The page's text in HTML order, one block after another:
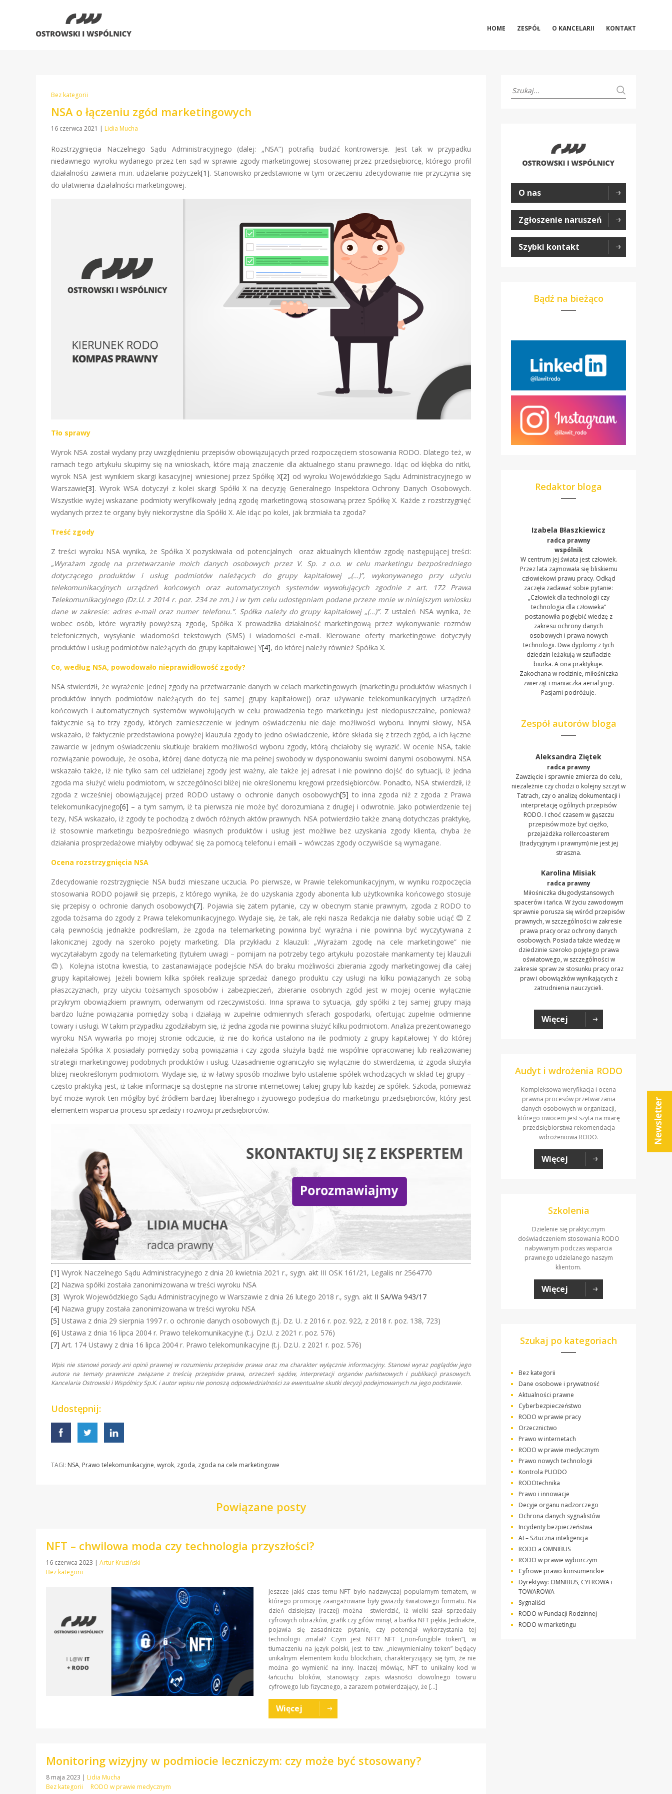
HOME ZESPÓŁ O KANCELARII KONTAKT
Bez kategorii
NSA o łączeniu zgód marketingowych
16 czerwca 2021 | Lidia Mucha
Rozstrzygnięcia Naczelnego Sądu Administracyjnego (dalej: „NSA”) potrafią budzić kontrowersje. Jest tak w przypadku
niedawnego wyroku wydanego przez ten sąd w sprawie zgody marketingowej stosowanej przez przedsiębiorcę, którego profil
działalności zawiera m.in. udzielanie pożyczek[1]. Stanowisko przedstawione w tym orzeczeniu zdecydowanie nie przyczynia się
do ułatwienia działalności marketingowej.
Tło sprawy
Wyrok NSA został wydany przy uwzględnieniu przepisów obowiązujących przed rozpoczęciem stosowania RODO. Dlatego też, w
ramach tego artykułu skupimy się na wnioskach, które mają znaczenie dla aktualnego stanu prawnego. Idąc od kłębka do nitki,
wyrok NSA jest wynikiem skargi kasacyjnej wniesionej przez Spółkę X[2] od wyroku Wojewódzkiego Sądu Administracyjnego w
Warszawie[3]. Wyrok WSA dotyczył z kolei skargi Spółki X na decyzję Generalnego Inspektora Ochrony Danych Osobowych.
Wszystkie wyżej wskazane podmioty weryfikowały jedną zgodę marketingową stosowaną przez Spółkę X. Każde z rozstrzygnięć
wydanych przez te organy były niekorzystne dla Spółki X. Ale idąc po kolei, jak brzmiała ta zgoda?
Treść zgody
Z treści wyroku NSA wynika, że Spółka X pozyskiwała od potencjalnych oraz aktualnych klientów zgodę następującej treści:
„Wyrażam zgodę na przetwarzanie moich danych osobowych przez V. Sp. z o.o. w celu marketingu bezpośredniego
dotyczącego produktów i usług podmiotów należących do grupy kapitałowej „(…)”, wykonywanego przy użyciu
telekomunikacyjnych urządzeń końcowych oraz automatycznych systemów wywołujących zgodnie z art. 172 Prawa
Telekomunikacyjnego (Dz.U. z 2014 r. poz. 234 ze zm.) i w tym celu udostępniam podane przeze mnie w niniejszym wniosku
dane w zakresie: adres e-mail oraz numer telefonu.”. Spółka należy do grupy kapitałowej „(…)”. Z ustaleń NSA wynika, że
wobec osób, które wyraziły powyższą zgodę, Spółka X prowadziła działalność marketingową przez wykonywanie rozmów
telefonicznych, wysyłanie wiadomości tekstowych (SMS) i wiadomości e-mail. Kierowane oferty marketingowe dotyczyły
produktów i usług podmiotów należących do grupy kapitałowej Y[4], do której należy również Spółka X.
Co, według NSA, powodowało nieprawidłowość zgody?
NSA stwierdził, że wyrażenie jednej zgody na przetwarzanie danych w celach marketingowych (marketingu produktów własnych i
produktów innych podmiotów należących do tej samej grupy kapitałowej) oraz używanie telekomunikacyjnych urządzeń
końcowych i automatycznych systemów wywołujących w celu prowadzenia tego marketingu jest niedopuszczalne, ponieważ
faktycznie są to trzy zgody, których zamieszczenie w jednym oświadczeniu nie daje możliwości wyboru. Innymi słowy, NSA
wskazało, iż faktycznie przedstawiona powyżej klauzula zgody to jedno oświadczenie, które składa się z trzech zgód, a ich łączne
zawarcie w jednym oświadczeniu skutkuje brakiem możliwości wyboru zgody, którą chciałoby się wyrazić. W ocenie NSA, takie
rozwiązanie powoduje, że osoba, której dane dotyczą nie ma pełnej swobody w dysponowaniu swoimi danymi osobowymi. NSA
wskazało także, iż nie tylko sam cel udzielanej zgody jest ważny, ale także jej adresat i nie powinno dojść do sytuacji, iż jedna
zgoda ma służyć wielu podmiotom, w szczególności bliżej nie określonemu kręgowi przedsiębiorców. Ponadto, NSA stwierdził, iż
zgoda z wcześniej obowiązującej przed RODO ustawy o ochronie danych osobowych[5] to inna zgoda niż z zgoda z Prawa
telekomunikacyjnego[6] – a tym samym, iż ta pierwsza nie może być dorozumiana z drugiej i odwrotnie. Jako potwierdzenie tej
tezy, NSA wskazało, iż zgody te pochodzą z dwóch różnych aktów prawnych. NSA potwierdziło także znaną dotychczas praktykę,
iż stosownie marketingu bezpośredniego własnych produktów i usług jest możliwe bez uzyskania zgody klienta, chyba że
działania prosprzedażowe miałyby odbywać się za pomocą telefonu i emaili – wówczas zgody oczywiście są wymagane.
Ocena rozstrzygnięcia NSA
Zdecydowanie rozstrzygnięcie NSA budzi mieszane uczucia. Po pierwsze, w Prawie telekomunikacyjnym, w wyniku rozpoczęcia
stosowania RODO pojawił się przepis, z którego wynika, że do uzyskania zgody abonenta lub użytkownika końcowego stosuje
się przepisy o ochronie danych osobowych[7]. Pojawia się zatem pytanie, czy w obecnym stanie prawnym, zgoda z RODO to
zgoda tożsama do zgody z Prawa telekomunikacyjnego. Wydaje się, że tak, ale ręki nasza Redakcja nie dałaby sobie uciąć 😊 Z
całą pewnością jednakże podkreślam, że zgoda na telemarketing powinna być wyraźna i nie powinna być wyczytywana z
lakonicznej zgody na szeroko pojęty marketing. Dla przykładu z klauzuli: „Wyrażam zgodę na cele marketingowe” nie
wyczytałabym zgody na telemarketing (tytułem uwagi – pomijam na potrzeby tego artykułu pozostałe mankamenty tej klauzuli
😊). Kolejna istotna kwestia, to zastanawiające podejście NSA do braku możliwości zbierania zgody marketingowej dla całej
grupy kapitałowej. Jeżeli bowiem kilka spółek realizuje sprzedaż danego produktu czy usługi na kilku powiązanych ze sobą
płaszczyznach, przy użyciu tożsamych sposobów i zabezpieczeń, zbieranie osobnych zgód jest w mojej ocenie wyłącznie
przykrym obowiązkiem prawnym, oderwanym od rzeczywistości. Inna sprawa to sytuacja, gdy spółki z tej samej grupy mają
bardzo luźne powiązania pomiędzy sobą i działają w zupełnie odmiennych sferach gospodarki, ofertując zupełnie odmienne
towary i usługi. W takim przypadku zgodziłabym się, iż jedna zgoda nie powinna służyć kilku podmiotom. Analiza prezentowanego
wyroku NSA wywarła po mojej stronie odczucie, iż nie do końca ustalono na ile podmioty z grupy kapitałowej Y do której
należała Spółka X posiadały pomiędzy sobą powiązania i czy zgoda służyła bądź nie wspólnie opracowanej lub realizowanej
strategii marketingowej podobnych produktów i usług. Uzasadnienie ograniczyło się wyłącznie do stwierdzenia, iż zgoda służyła
bliżej nieokreślonym podmiotom. Wydaje się, iż w łatwy sposób możliwe było ustalenie spółek wchodzących w skład tej grupy –
często praktyką jest, iż takie informacje są dostępne na stronie internetowej takiej grupy lub każdej ze spółek. Szkoda, ponieważ
być może wyrok ten mógłby być źródłem bardziej liberalnego i życiowego podejścia do marketingu przedsiębiorców, który jest
elementem wsparcia procesu sprzedaży i rozwoju przedsiębiorców.
[1] Wyrok Naczelnego Sądu Administracyjnego z dnia 20 kwietnia 2021 r., sygn. akt III OSK 161/21, Legalis nr 2564770
[2] Nazwa spółki została zanonimizowana w treści wyroku NSA
[3] Wyrok Wojewódzkiego Sądu Administracyjnego w Warszawie z dnia 26 lutego 2018 r., sygn. akt II SA/Wa 943/17
[4] Nazwa grupy została zanonimizowana w treści wyroku NSA
[5] Ustawa z dnia 29 sierpnia 1997 r. o ochronie danych osobowych (t.j. Dz. U. z 2016 r. poz. 922, z 2018 r. poz. 138, 723)
[6] Ustawa z dnia 16 lipca 2004 r. Prawo telekomunikacyjne (t.j. Dz.U. z 2021 r. poz. 576)
[7] Art. 174 Ustawy z dnia 16 lipca 2004 r. Prawo telekomunikacyjne (t.j. Dz.U. z 2021 r. poz. 576)
Wpis nie stanowi porady ani opinii prawnej w rozumieniu przepisów prawa oraz ma charakter wyłącznie informacyjny. Stanowi wyraz poglądów jego
autora na tematy prawnicze związane z treścią przepisów prawa, orzeczeń sądów, interpretacji organów państwowych i publikacji prasowych.
Kancelaria Ostrowski i Wspólnicy Sp.K. i autor wpisu nie ponoszą odpowiedzialności za ewentualne skutki decyzji podejmowanych na jego podstawie.
Udostępnij:
TAGI: NSA, Prawo telekomunikacyjne, wyrok, zgoda, zgoda na cele marketingowe
Powiązane posty
NFT – chwilowa moda czy technologia przyszłości?
16 czerwca 2023 | Artur Kruziński
Bez kategorii
Jeszcze jakiś czas temu NFT było nadzwyczaj popularnym tematem, w
którego promocję zaangażowane były gwiazdy światowego formatu. Na
dzień dzisiejszy (raczej) można stwierdzić, iż wielki szał sprzedaży
cyfrowych obrazków, grafik czy gifów minął, a bańka NFT pękła. Jednakże,
pojawia się zasadnicze pytanie, czy potencjał wykorzystania tej
technologii zmalał? Czym jest NFT? NFT („non-fungible token”), w
tłumaczeniu na język polski, jest to tzw. „niewymienialny token” będący
unikalnym elementem kodu blockchain, charakteryzujący się tym, że nie
można go wymienić na inny. Inaczej mówiąc, NFT to unikalny kod w
łańcuchu bloków, stanowiący zapis własności dowolnego towaru
cyfrowego lub fizycznego, a zarazem potwierdzający, że […]
Więcej
Monitoring wizyjny w podmiocie leczniczym: czy może być stosowany?
8 maja 2023 | Lidia Mucha
Bez kategorii
RODO w prawie medycznym
O nas
Zgłoszenie naruszeń
Szybki kontakt
Bądź na bieżąco
Redaktor bloga
Izabela Błaszkiewicz
radca prawny
wspólnik
W centrum jej świata jest człowiek.
Przez lata zajmowała się bliskiemu
człowiekowi prawu pracy. Odkąd
zaczęła zadawać sobie pytanie:
„Człowiek dla technologii czy
technologia dla człowieka”
postanowiła pogłębić wiedzę z
zakresu ochrony danych
osobowych i prawa nowych
technologii. Dwa dyplomy z tych
dziedzin leżakują w szufladzie
biurka. A ona praktykuje.
Zakochana w rodzinie, miłośniczka
zwierząt i maniaczka aerial yogi.
Pasjami podróżuje.
Zespół autorów bloga
Aleksandra Ziętek
radca prawny
Zawzięcie i sprawnie zmierza do celu,
niezależnie czy chodzi o kolejny szczyt w
Tatrach, czy o analizę dokumentacji i
interpretację ogólnych przepisów
RODO. I choć czasem w gąszczu
przepisów może być ciężko,
przejażdżka rollercoasterem
(tradycyjnym i prawnym) nie jest jej
straszna.
Karolina Misiak
radca prawny
Miłośniczka długodystansowych
spacerów i tańca. W życiu zawodowym
sprawnie porusza się wśród przepisów
prawnych, w szczególności w zakresie
prawa pracy oraz ochrony danych
osobowych. Posiada także wiedzę w
dziedzinie szeroko pojętego prawa
oświatowego, w szczególności w
zakresie spraw ze stosunku pracy oraz
praw i obowiązków wynikających z
zatrudnienia nauczycieli.
Więcej
Audyt i wdrożenia RODO
Kompleksowa weryfikacja i ocena
prawna procesów przetwarzania
danych osobowych w organizacji,
którego owocem jest szyta na miarę
przedsiębiorstwa rekomendacja
wdrożeniowa RODO.
Więcej
Szkolenia
Dzielenie się praktycznym
doświadczeniem stosowania RODO
nabywanym podczas wsparcia
prawnego udzielanego naszym
klientom.
Więcej
Szukaj po kategoriach
Bez kategorii
Dane osobowe i prywatność
Aktualności prawne
Cyberbezpieczeństwo
RODO w prawie pracy
Orzecznictwo
Prawo w internetach
RODO w prawie medycznym
Prawo nowych technologii
Kontrola PUODO
RODOtechnika
Prawo i innowacje
Decyje organu nadzorczego
Ochrona danych sygnalistów
Incydenty bezpieczeństwa
AI – Sztuczna inteligencja
RODO a OMNIBUS
RODO w prawie wyborczym
Cyfrowe prawo konsumenckie
Dyrektywy: OMNIBUS, CYFROWA i
TOWAROWA
Sygnaliści
RODO w Fundacji Rodzinnej
RODO w marketingu